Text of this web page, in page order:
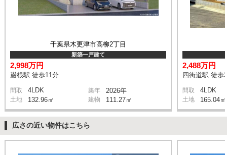
千葉県木更津市高柳2丁目
新築一戸建て
2,998万円
巌根駅 徒歩11分
間取 4LDK 築年 2026年
土地 132.96㎡ 建物 111.27㎡
2,488万円
四街道駅 徒歩
間取 4LDK
土地 165.04㎡
広さの近い物件はこちら